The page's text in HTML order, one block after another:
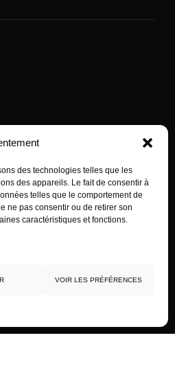
des technologies telles que les
des appareils. Le fait de consentir à
telles que le comportement de
ne pas consentir ou de retirer son
caractéristiques et fonctions.
VOIR LES PRÉFÉRENCES
pour être les premiers à être
des ventes, du contenu
encore !